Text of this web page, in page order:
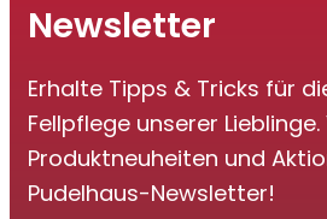
Newsletter
Erhalte Tipps & Tricks für
Fellpflege unserer
Produktneuheiten und
Pudelhaus-Newsletter!